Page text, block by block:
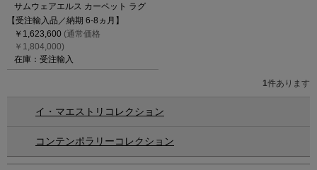
サムウェアエルス カーペット ラグ
【受注輸入品／納期 6-8ヵ月】
￥1,623,600 (通常価格
￥1,804,000)
在庫：受注輸入
1件あります
イ・マエストリコレクション
コンテンポラリーコレクション